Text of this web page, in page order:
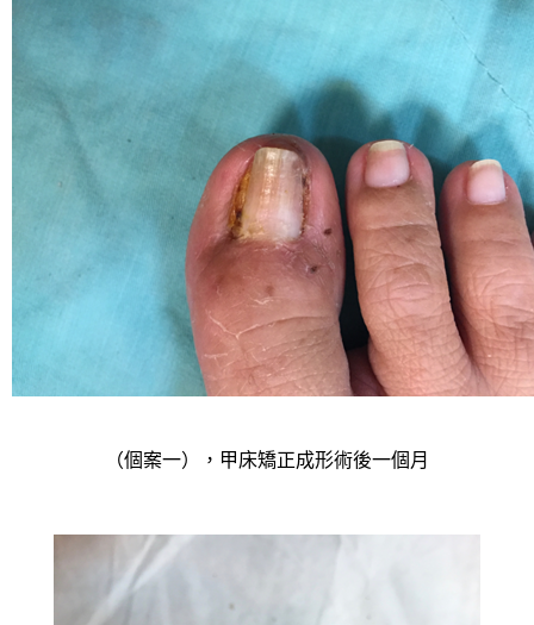
（個案一），甲床矯正成形術後一個月